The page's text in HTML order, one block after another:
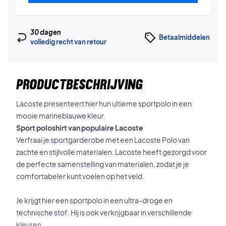
30 dagen
volledig recht van retour
Betaalmiddelen
PRODUCTBESCHRIJVING
Lacoste presenteert hier hun ultieme sportpolo in een
mooie marineblauwe kleur.
Sport poloshirt van populaire Lacoste
Verfraai je sportgarderobe met een Lacoste Polo van
zachte en stijlvolle materialen. Lacoste heeft gezorgd voor
de perfecte samenstelling van materialen, zodat je je
comfortabeler kunt voelen op het veld.
Je krijgt hier een sportpolo in een ultra-droge en
technische stof. Hij is ook verkrijgbaar in verschillende